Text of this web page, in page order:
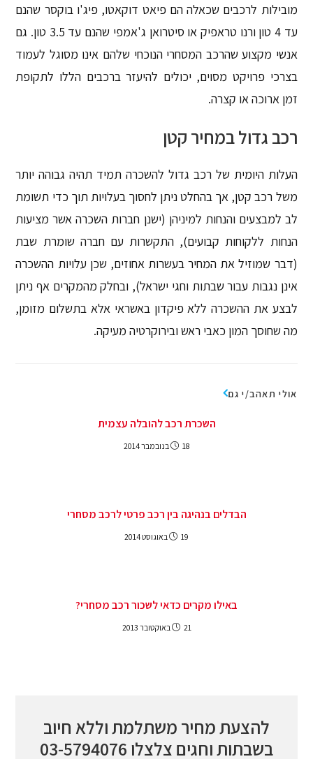
מובילות לרכבים שכאלה הם פיאט דוקאטו, פיג'ו בוקסר שהנם
עד 4 טון ורנו טראפיק או סיטרואן ג'אמפי שהנם עד 3.5 טון. גם
אנשי מקצוע שהרכב המסחרי הנוכחי שלהם אינו מסוגל לעמוד
בצרכי פרויקט מסוים, יכולים להיעזר ברכבים הללו לתקופת
זמן ארוכה או קצרה.
רכב גדול במחיר קטן
העלות היומית של רכב גדול להשכרה תמיד תהיה גבוהה יותר
משל רכב קטן, אך בהחלט ניתן לחסוך בעלויות תוך כדי תשומת
לב למבצעים והנחות למיניהן (ישנן חברות השכרה אשר מציעות
הנחות ללקוחות קבועים), התקשרות עם חברה שומרת שבת
(דבר שמוזיל את המחיר בעשרות אחוזים, שכן עלויות ההשכרה
אינן נגבות עבור שבתות וחגי ישראל), ובחלק מהמקרים אף ניתן
לבצע את ההשכרה ללא פיקדון באשראי אלא בתשלום מזומן,
מה שחוסך המון כאבי ראש ובירוקרטיה מעיקה.
אולי תאהב/י גם
השכרת רכב להובלה עצמית
18 בנובמבר 2014
הבדלים בנהיגה בין רכב פרטי לרכב מסחרי
19 באוגוסט 2014
באילו מקרים כדאי לשכור רכב מסחרי?
21 באוקטובר 2013
להצעת מחיר משתלמת וללא חיוב
בשבתות וחגים צלצלו 03-5794076